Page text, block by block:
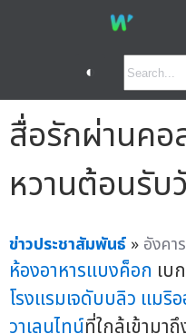
◐
สื่อรักผ่านคอ
หวานต้อนรับ
ข่าวประชาสัมพันธ์ » อังคา
ห้องอาหารแบงค็อก เบ
โรงแรมเจดับบลิว แมริ
วาเลนไทน์ที่ใกล้เข้ามา